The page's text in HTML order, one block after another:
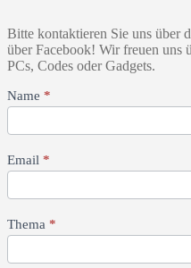
Bitte kontaktieren Sie uns über
über Facebook! Wir freuen uns
PCs, Codes oder Gadgets.
Kontaktiere
uns
Name *
Email *
Thema *